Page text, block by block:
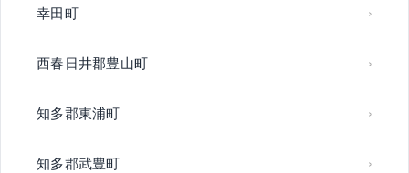
幸田町
西春日井郡豊山町
知多郡東浦町
知多郡武豊町